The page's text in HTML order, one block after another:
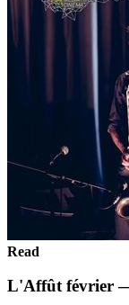
Read
L'Affût février